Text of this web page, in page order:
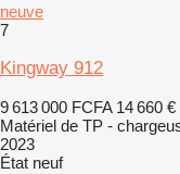
neuve
7
Kingway 912
9 613 000 FCFA 14 660 €
Matériel de TP -
2023
État neuf